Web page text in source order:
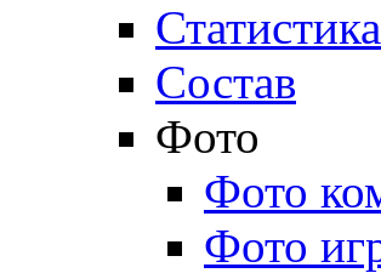
Состав
Фото
Фото
Фото